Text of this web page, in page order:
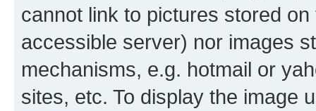
cannot link to pictures stored
accessible server) nor images
mechanisms, e.g. hotmail or
sites, etc. To display the image